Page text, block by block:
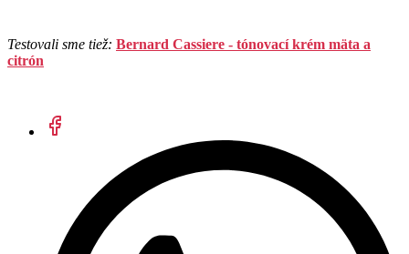
Testovali sme tiež: Bernard Cassiere - tónovací krém mäta a
citrón